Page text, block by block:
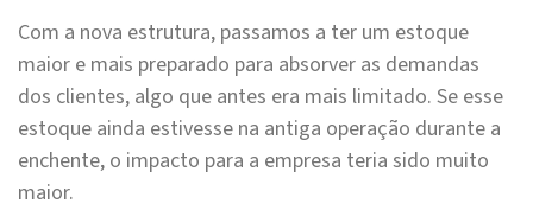
Com a nova estrutura, passamos a ter um estoque
maior e mais preparado para absorver as demandas
dos clientes, algo que antes era mais limitado. Se esse
estoque ainda estivesse na antiga operação durante a
enchente, o impacto para a empresa teria sido muito
maior.